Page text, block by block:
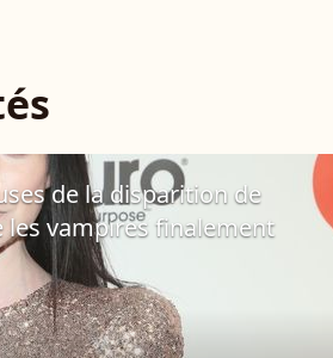
de la disparition de
les vampires finalement